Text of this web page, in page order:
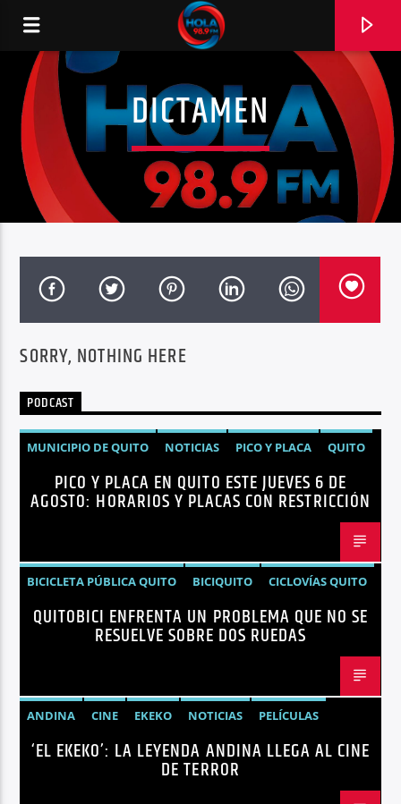
RADIO HOLA
Radio hola
DICTAMEN
SORRY, NOTHING HERE
PODCAST
MUNICIPIO DE QUITO NOTICIAS PICO Y PLACA QUITO
PICO Y PLACA EN QUITO ESTE JUEVES 6 DE
AGOSTO: HORARIOS Y PLACAS CON RESTRICCIÓN
BICICLETA PÚBLICA QUITO BICIQUITO
CICLOVÍAS QUITO
EDITORIAL
METRO DE QUITO BICICLETA
MOVILIDAD ACTIVA QUITO
MOVILIDAD SOSTENIBLE QUITO
QUITOBICI
QUITOBICI ENFRENTA UN PROBLEMA QUE NO SE
RESUELVE SOBRE DOS RUEDAS
ANDINA CINE EKEKO NOTICIAS
PELÍCULAS
TENDENCIAS
TERROR
‘EL EKEKO’: LA LEYENDA ANDINA LLEGA AL CINE
DE TERROR